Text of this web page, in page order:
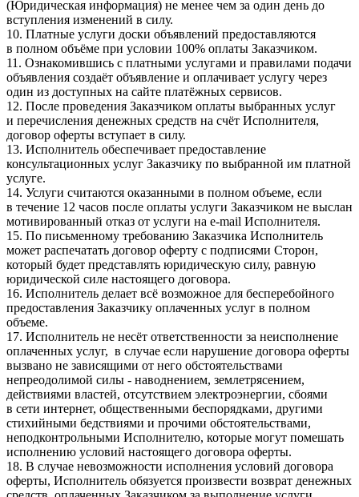
(Юридическая информация) не менее чем за один день до
вступления изменений в силу.
10. Платные услуги доски объявлений предоставляются
в полном объёме при условии 100% оплаты Заказчиком.
11. Ознакомившись с платными услугами и правилами подачи
объявления создаёт объявление и оплачивает услугу через
один из доступных на сайте платёжных сервисов.
12. После проведения Заказчиком оплаты выбранных услуг
и перечисления денежных средств на счёт Исполнителя,
договор оферты вступает в силу.
13. Исполнитель обеспечивает предоставление
консультационных услуг Заказчику по выбранной им платной
услуге.
14. Услуги считаются оказанными в полном объеме, если
в течение 12 часов после оплаты услуги Заказчиком не выслан
мотивированный отказ от услуги на e-mail Исполнителя.
15. По письменному требованию Заказчика Исполнитель
может распечатать договор оферту с подписями Сторон,
который будет представлять юридическую силу, равную
юридической силе настоящего договора.
16. Исполнитель делает всё возможное для бесперебойного
предоставления Заказчику оплаченных услуг в полном
объеме.
17. Исполнитель не несёт ответственности за неисполнение
оплаченных услуг, в случае если нарушение договора оферты
вызвано не зависящими от него обстоятельствами
непреодолимой силы - наводнением, землетрясением,
действиями властей, отсутствием электроэнергии, сбоями
в сети интернет, общественными беспорядками, другими
стихийными бедствиями и прочими обстоятельствами,
неподконтрольными Исполнителю, которые могут помешать
исполнению условий настоящего договора оферты.
18. В случае невозможности исполнения условий договора
оферты, Исполнитель обязуется произвести возврат денежных